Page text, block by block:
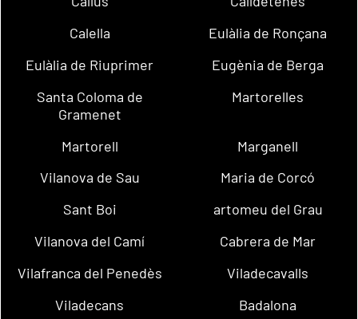
Calella
Eulàlia de Ronçana
Eulàlia de Riuprimer
Eugènia de Berga
Santa Coloma de
Gramenet
Martorelles
Martorell
Marganell
Vilanova de Sau
Maria de Corcó
Sant Boi
artomeu del Grau
Vilanova del Camí
Cabrera de Mar
Vilafranca del Penedès
Viladecavalls
Viladecans
Badalona